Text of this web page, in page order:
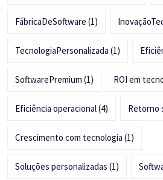
FábricaDeSoftware (1)
TecnologiaPersonalizada (1)
SoftwarePremium (1) ROI em
Eficiência operacional(4) Retorno
Crescimento com tecnologia (1)
Soluções personalizadas (1)